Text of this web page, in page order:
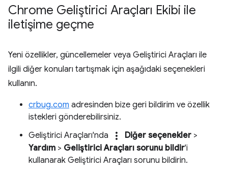
Chrome Geliştirici Araçları Ekibi ile
iletişime geçme
Yeni özellikler, güncellemeler veya Geliştirici Araçları ile
ilgili diğer konuları tartışmak için aşağıdaki seçenekleri
kullanın.
crbug.com adresinden bize geri bildirim ve özellik
istekleri gönderebilirsiniz.
Geliştirici Araçları'nda
more_vert Diğer seçenekler >
Yardım > Geliştirici Araçları sorunu bildir'i
kullanarak Geliştirici Araçları sorunu bildirin.